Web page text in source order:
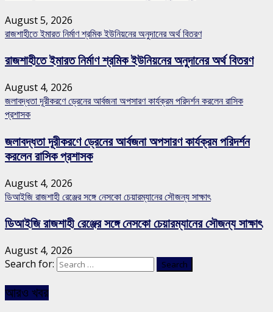
August 5, 2026
রাজশাহীতে ইমারত নির্মাণ শ্রমিক ইউনিয়নের অনুদানের অর্থ বিতরণ
রাজশাহীতে ইমারত নির্মাণ শ্রমিক ইউনিয়নের অনুদানের অর্থ বিতরণ
August 4, 2026
জলাবদ্ধতা দূরীকরণে ড্রেনের আর্বজনা অপসারণ কার্যক্রম পরিদর্শন করলেন রাসিক
প্রশাসক
জলাবদ্ধতা দূরীকরণে ড্রেনের আর্বজনা অপসারণ কার্যক্রম পরিদর্শন
করলেন রাসিক প্রশাসক
August 4, 2026
ডিআইজি রাজশাহী রেঞ্জের সঙ্গে নেসকো চেয়ারম্যানের সৌজন্য সাক্ষাৎ
ডিআইজি রাজশাহী রেঞ্জের সঙ্গে নেসকো চেয়ারম্যানের সৌজন্য সাক্ষাৎ
August 4, 2026
Search for:
আরও খবর